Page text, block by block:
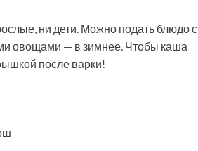
ни дети. Можно подать блюдо с
овощами — в зимнее. Чтобы каша
после варки!